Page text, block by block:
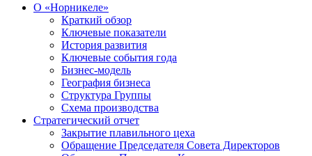
О «Норникеле»
Краткий обзор
Ключевые показатели
История развития
Ключевые события года
Бизнес-модель
География бизнеса
Структура Группы
Схема производства
Стратегический отчет
Закрытие плавильного цеха
Обращение Председателя Совета Директоров